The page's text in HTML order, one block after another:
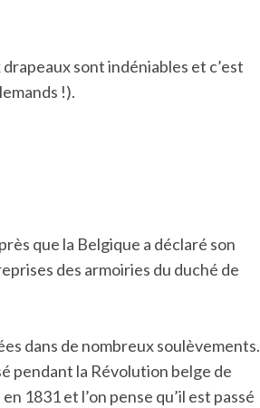
sont indéniables et c’est
!).
que la Belgique a déclaré son
des armoiries du duché de
dans de nombreux soulèvements.
pendant la Révolution belge de
1831 et l’on pense qu’il est passé